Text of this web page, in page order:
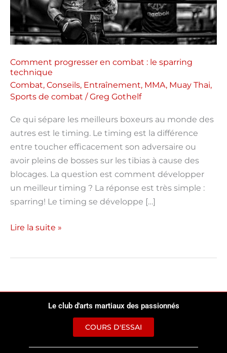
Comment progresser en combat : le sparring
technique
Combat, Conseils, Entraînement, MMA, Muay Thai,
Sports de combat /Greg Gothelf
Ce qui sépare les meilleurs boxeurs au monde des
autres est le timing. Le timing est la différence
entre toucher efficacement son adversaire ou
avoir pleins de bosses sur les tibias à cause des
blocages. La question est comment développer
un meilleur timing ? La réponse est très simple :
sparring! Le timing se développe […]
le
sparring
technique
Lire la suite »
Le club d'arts martiaux des passionnés
COURS D'ESSAI